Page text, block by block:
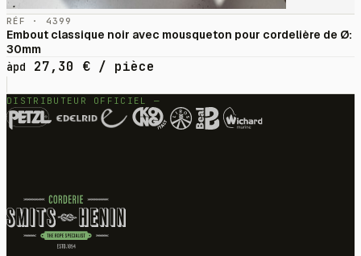
RÉF · 4399
Embout classique noir avec mousqueton pour cordelière de Ø:
30mm
àpd
27,30 € / pièce
DISTRIBUTEUR OFFICIEL —